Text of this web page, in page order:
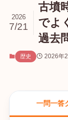
古墳
でよ
過去
2026
7/21
歴史 2026年
一問一答